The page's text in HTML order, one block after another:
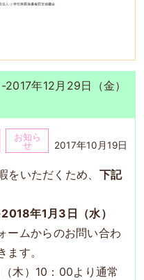
年12月29日（金）
お知ら
せ
2017年10月19日
いただくため、 下記
年1月3日（水）
ームからのお問い合わ
す。
木）10：00より通常